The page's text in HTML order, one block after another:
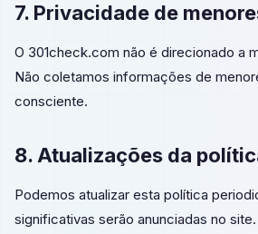
7. Privacidade de
O 301check.com não é direcionado a
Não coletamos informações de
consciente.
8. Atualizações da
Podemos atualizar esta política
significativas serão anunciadas no